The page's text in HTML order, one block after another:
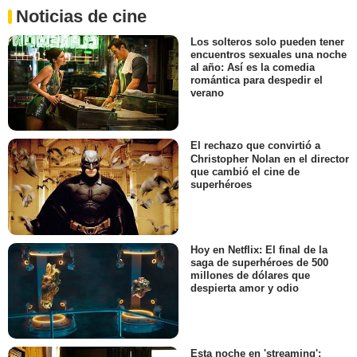
Noticias de cine
Los solteros solo pueden tener
encuentros sexuales una noche
al año: Así es la comedia
romántica para despedir el
verano
El rechazo que convirtió a
Christopher Nolan en el director
que cambió el cine de
superhéroes
Hoy en Netflix: El final de la
saga de superhéroes de 500
millones de dólares que
despierta amor y odio
Esta noche en 'streaming':